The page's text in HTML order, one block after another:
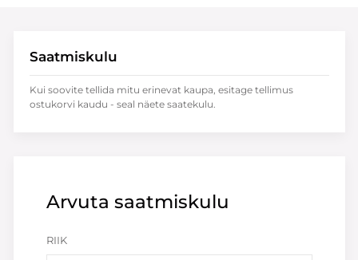
Arvuta saatmiskulu
RIIK
Saatmiskulu
Kui soovite tellida mitu erinevat kaupa, esitage tellimus
ostukorvi kaudu - seal näete saatekulu.